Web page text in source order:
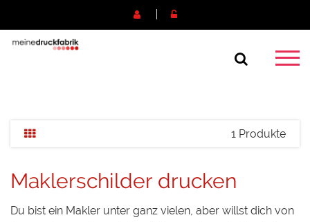
1 Produkte
Maklerschilder drucken
Du bist ein Makler unter ganz vielen, aber willst dich von